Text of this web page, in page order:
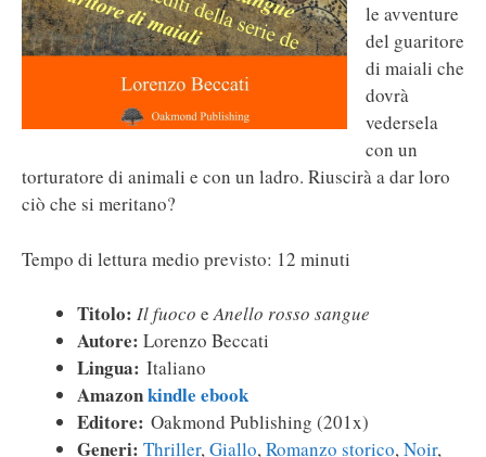
le avventure
del guaritore
di maiali che
dovrà
vedersela
con un
torturatore di animali e con un ladro. Riuscirà a dar loro
ciò che si meritano?
Tempo di lettura medio previsto: 12 minuti
Titolo: Il fuoco eAnello rosso sangue
Autore: Lorenzo Beccati
Lingua: Italiano
Amazonkindle ebook
Editore: Oakmond Publishing (201x)
Generi: Thriller,Giallo,Romanzo storico,Noir,